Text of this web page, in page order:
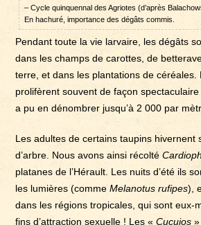
– Cycle quinquennal des Agriotes (d’après
En hachuré, importance des dégâts commis.
Pendant toute la vie larvaire, les dégâts
dans les champs de carottes, de
terre, et dans les plantations de céréales.
prolifèrent souvent de façon
a pu en dénombrer jusqu’à 2 000 par
Les adultes de certains taupins hivernent
d’arbre. Nous avons ainsi récolté
platanes de l’Hérault. Les nuits d’été ils
les lumières (commeMelanotus rufipes),
dans les régions tropicales, qui sont eux-
fins d’attraction sexuelle ! Les «Cucujos